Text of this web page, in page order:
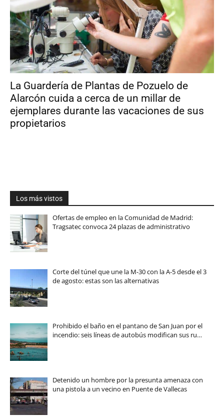
La Guardería de Plantas de Pozuelo de
Alarcón cuida a cerca de un millar de
ejemplares durante las vacaciones de sus
propietarios
Los más vistos
Ofertas de empleo en la Comunidad de Madrid:
Tragsatec convoca 24 plazas de administrativo
Corte del túnel que une la M-30 con la A-5 desde el 3
de agosto: estas son las alternativas
Prohibido el baño en el pantano de San Juan por el
incendio: seis líneas de autobús modifican sus ru…
Detenido un hombre por la presunta amenaza con
una pistola a un vecino en Puente de Vallecas